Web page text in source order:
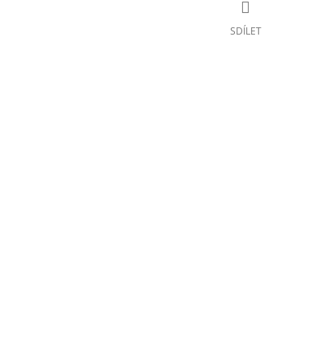
SDÍLET